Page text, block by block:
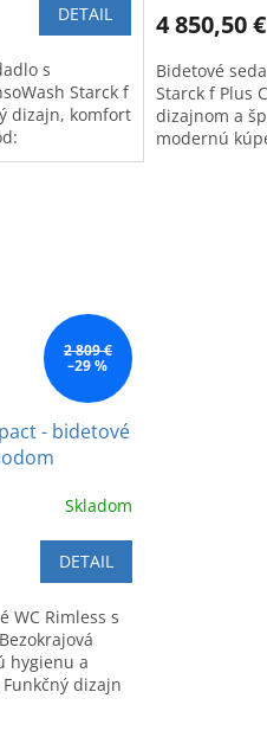
DETAIL
s
Starck f
dizajn, komfort
4 850,50 €
Bidetové
Starck f Plus
dizajnom a
modernú
2 809 €
–29 %
- bidetové
Skladom
DETAIL
WC Rimless s
hygienu a
dizajn